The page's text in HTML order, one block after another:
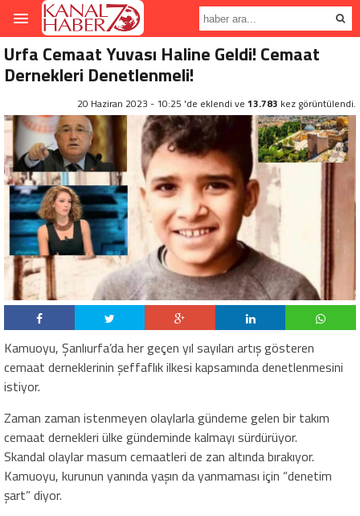
Urfa Cemaat Yuvası Haline Geldi! Cemaat
Dernekleri Denetlenmeli!
20 Haziran 2023 - 10:25 'de eklendi ve 13.783 kez görüntülendi.
Kamuoyu, Şanlıurfa’da her geçen yıl sayıları artış gösteren
cemaat derneklerinin şeffaflık ilkesi kapsamında denetlenmesini
istiyor.
Zaman zaman istenmeyen olaylarla gündeme gelen bir takım
cemaat dernekleri ülke gündeminde kalmayı sürdürüyor.
Skandal olaylar masum cemaatleri de zan altında bırakıyor.
Kamuoyu, kurunun yanında yaşın da yanmaması için “denetim
şart” diyor.